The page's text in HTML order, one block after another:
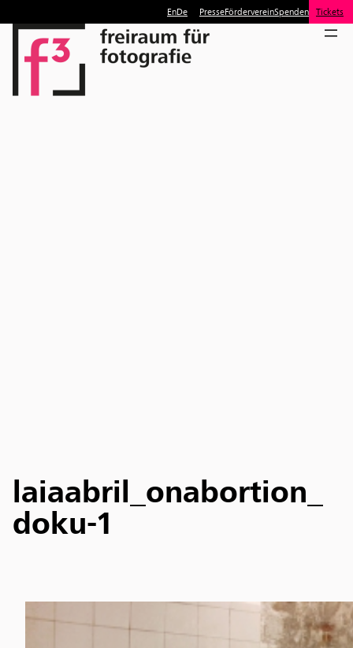
EnDe PresseFördervereinSpenden Tickets
laiaabril_onabortion_
doku-1